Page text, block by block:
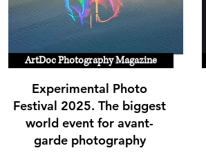
ArtDoc Photography Magazine
Experimental Photo
Festival 2025. The biggest
world event for avant-
garde photography